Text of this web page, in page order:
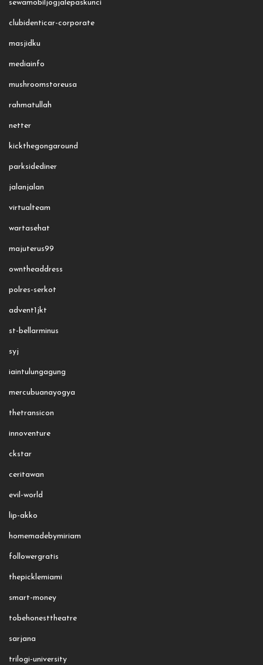
sewamobiljogjalepaskunci
clubidenticar-corporate
masjidku
mediainfo
mushroomstoreusa
rahmatullah
netter
kickthegongaround
parksidediner
jalanjalan
virtualteam
wartasehat
majuterus99
owntheaddress
polres-serkot
advent1jkt
st-bellarminus
syj
iaintulungagung
mercubuanayogya
thetransicon
innoventure
ckstar
ceritawan
evil-world
lip-akko
homemadebymiriam
followergratis
thepicklemiami
smart-money
tobehonesttheatre
sarjana
trilogi-university